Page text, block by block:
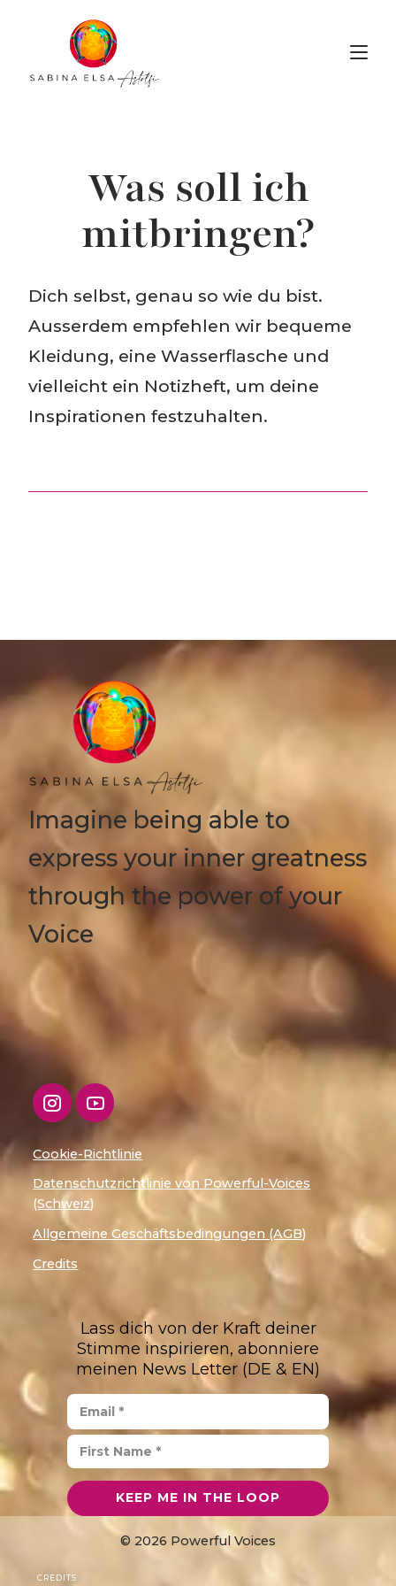
Was soll ich
mitbringen?
Dich selbst, genau so wie du bist.
Ausserdem empfehlen wir bequeme
Kleidung, eine Wasserflasche und
vielleicht ein Notizheft, um deine
Inspirationen festzuhalten.
Voice Alchemy
Imagine being able to
express your inner greatness
through the power of your
Voice
Cookie-Richtlinie
Datenschutzrichtlinie von Powerful-Voices
(Schweiz)
Allgemeine Geschäftsbedingungen (AGB)
Credits
Lass dich von der Kraft deiner
Stimme inspirieren, abonniere
meinen News Letter (DE & EN)
© 2026 Powerful Voices
CREDITS